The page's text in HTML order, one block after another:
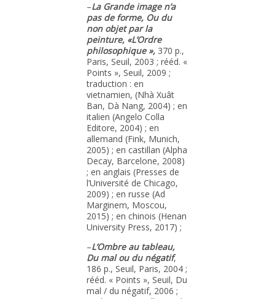
–La Grande image n’a
pas de forme, Ou du
non objet par la
peinture, «L’Ordre
philosophique », 370 p.,
Paris, Seuil, 2003 ; rééd. «
Points », Seuil, 2009 ;
traduction : en
vietnamien, (Nhà Xuât
Ban, Dà Nang, 2004) ; en
italien (Angelo Colla
Editore, 2004) ; en
allemand (Fink, Munich,
2005) ; en castillan (Alpha
Decay, Barcelone, 2008)
; en anglais (Presses de
l’Université de Chicago,
2009) ; en russe (Ad
Marginem, Moscou,
2015) ; en chinois (Henan
University Press, 2017) ;
–L’Ombre au tableau,
Du mal ou du négatif,
186 p., Seuil, Paris, 2004 ;
rééd. « Points », Seuil, Du
mal / du négatif, 2006 ;